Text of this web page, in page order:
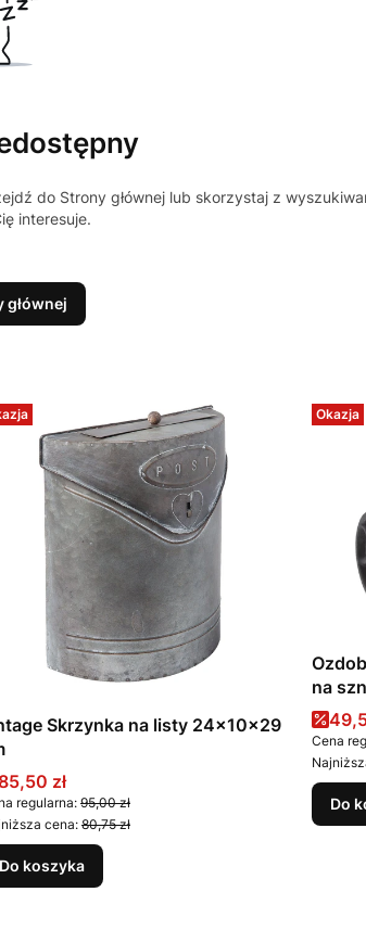
do Strony głównej lub skorzystaj z
interesuje.
głównej
Skrzynka na listy 24x10x29
promocyjna
zł
regularna:95,00 zł
cena:80,75 zł
Do koszyka
Okazja
na
Cena
Do